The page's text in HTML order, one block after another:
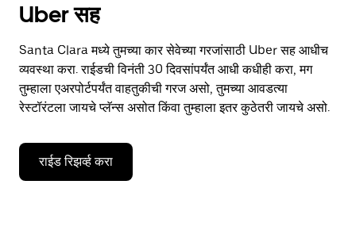
Uber सह
Santa Clara मध्ये तुमच्या कार सेवेच्या गरजांसाठी Uber सह आधीच
व्यवस्था करा. राईडची विनंती 30 दिवसांपर्यंत आधी कधीही करा, मग
तुम्हाला एअरपोर्टपर्यंत वाहतुकीची गरज असो, तुमच्या आवडत्या
रेस्टॉरंटला जायचे प्लॅन्स असोत किंवा तुम्हाला इतर कुठेतरी जायचे असो.
राईड रिझर्व्ह करा